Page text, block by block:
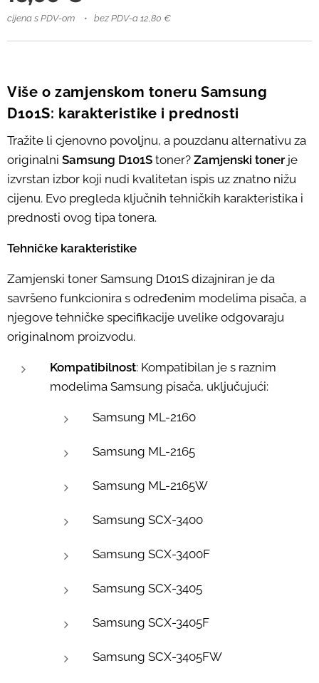
cijena s PDV-om bez PDV-a 12,80 €
Više o zamjenskom toneru Samsung
D101S: karakteristike i prednosti
Tražite li cjenovno povoljnu, a pouzdanu alternativu za
originalni Samsung D101S toner? Zamjenski tonerje
izvrstan izbor koji nudi kvalitetan ispis uz znatno nižu
cijenu. Evo pregleda ključnih tehničkih karakteristika i
prednosti ovog tipa tonera.
Tehničke karakteristike
Zamjenski toner Samsung D101S dizajniran je da
savršeno funkcionira s određenim modelima pisača, a
njegove tehničke specifikacije uvelike odgovaraju
originalnom proizvodu.
Kompatibilnost: Kompatibilan je s raznim
modelima Samsung pisača, uključujući:
Samsung ML-2160
Samsung ML-2165
Samsung ML-2165W
Samsung SCX-3400
Samsung SCX-3400F
Samsung SCX-3405
Samsung SCX-3405F
Samsung SCX-3405FW